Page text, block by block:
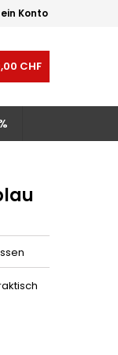
Konto
CHF